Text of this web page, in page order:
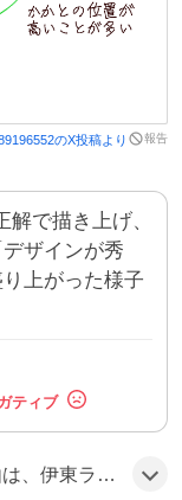
のX投稿より 報告
で描き上げ、
ザインが秀
上がった様子
、リアルタイムでの祝福が拡散されたためとみられる。